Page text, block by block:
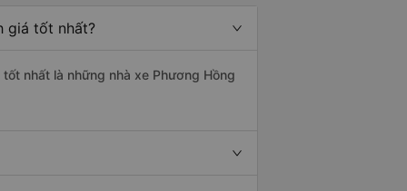
giá tốt nhất?
nhất là những nhà xe Phương Hồng